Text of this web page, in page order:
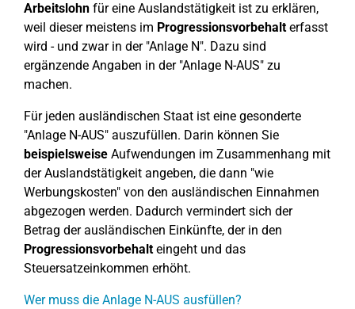
Arbeitslohn für eine Auslandstätigkeit ist zu erklären,
weil dieser meistens im Progressionsvorbehalterfasst
wird - und zwar in der "Anlage N". Dazu sind
ergänzende Angaben in der "Anlage N-AUS" zu
machen.
Für jeden ausländischen Staat ist eine gesonderte
"Anlage N-AUS" auszufüllen. Darin können Sie
beispielsweise Aufwendungen im Zusammenhang mit
der Auslandstätigkeit angeben, die dann "wie
Werbungskosten" von den ausländischen Einnahmen
abgezogen werden. Dadurch vermindert sich der
Betrag der ausländischen Einkünfte, der in den
Progressionsvorbehalteingeht und das
Steuersatzeinkommen erhöht.
Wer muss die Anlage N-AUS ausfüllen?